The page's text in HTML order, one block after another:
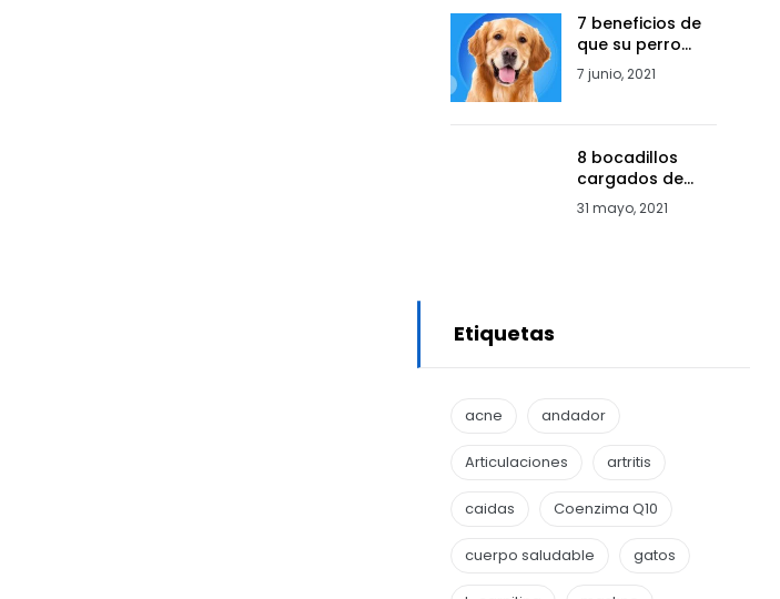
7 beneficios de
que su perro
tome un
suplemento
7 junio, 2021
8 bocadillos
cargados de
vitamina “C”
31 mayo, 2021
Etiquetas
acne andador
Articulaciones artritis
caidas Coenzima Q10
cuerpo saludable gatos